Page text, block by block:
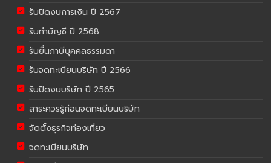
รับปิดงบการเงิน ปี 2567
รับทำบัญชี ปี 2568
รับยื่นภาษีบุคคลธรรมดา
รับจดทะเบียนบริษัท ปี 2566
รับปิดงบบริษัท ปี 2565
สาระควรรู้ก่อนจดทะเบียนบริษัท
จัดตั้งธุรกิจท่องเที่ยว
จดทะเบียนบริษัท